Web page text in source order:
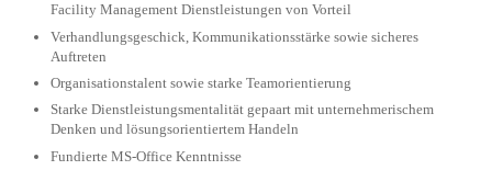
Facility Management Dienstleistungen von Vorteil
Verhandlungsgeschick, Kommunikationsstärke sowie sicheres
Auftreten
Organisationstalent sowie starke Teamorientierung
Starke Dienstleistungsmentalität gepaart mit unternehmerischem
Denken und lösungsorientiertem Handeln
Fundierte MS-Office Kenntnisse